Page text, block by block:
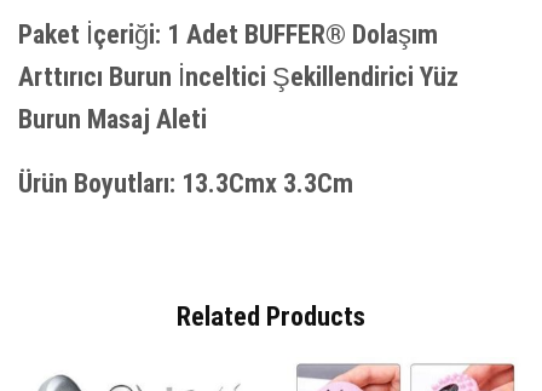
Paket İçeriği: 1 Adet BUFFER® Dolaşım
Arttırıcı Burun İnceltici Şekillendirici Yüz
Burun Masaj Aleti
Ürün Boyutları: 13.3Cmx 3.3Cm
Related Products